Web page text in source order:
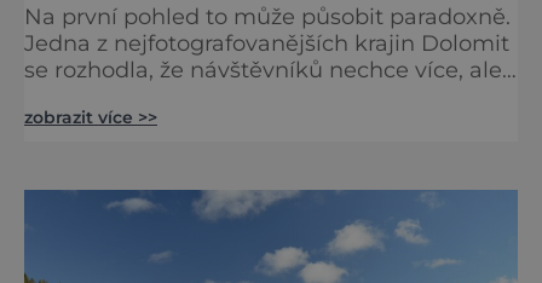
Na první pohled to může působit paradoxně.
Jedna z nejfotografovanějších krajin Dolomit
se rozhodla, že návštěvníků nechce více, ale
louka v Evropě, zavádí od léta 2026 nová
přijíždějí. Nejde o boj proti turistům. Jde o
ochranu krajiny, která už nechce být obětí
vlastního úspě
zobrazit více >>